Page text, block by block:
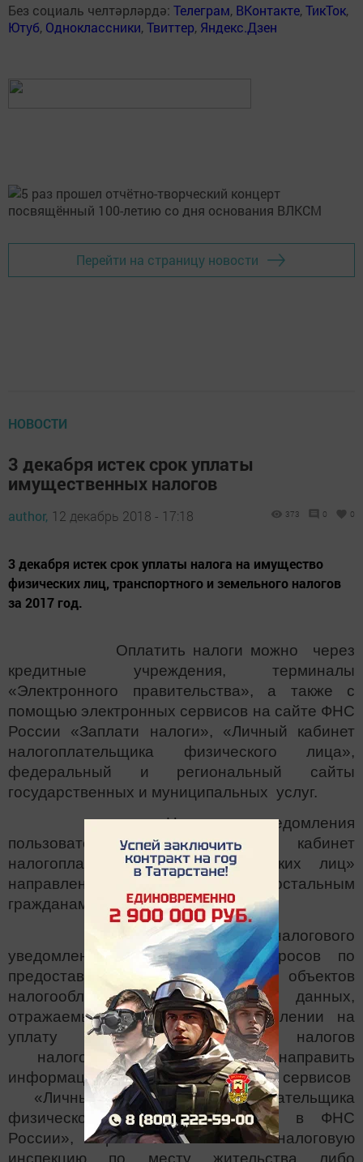
Без социаль челтәрләрдә: Телеграм, ВКонтакте,ТикТок,
Ютуб, Одноклассники,Твиттер, Яндекс.Дзен
Перейти на страницу новости
НОВОСТИ
3 декабря истек срок уплаты
имущественных налогов
author, 12 декабрь 2018 - 17:18 373 0 0
3 декабря истек срок уплаты налога на имущество
физических лиц, транспортного и земельного налогов
за 2017 год.
Оплатить налоги можно через
кредитные учреждения, терминалы
«Электронного правительства», а также с
помощью электронных сервисов на сайте ФНС
России «Заплати налоги», «Личный кабинет
налогоплательщика физического лица»,
федеральный и региональный сайты
государственных и муниципальных услуг.
Налоговые уведомления
пользователям сервиса «Личный кабинет
налогоплательщика для физических лиц»
направлены в электронном виде, остальным
гражданам по почте.
В случаях неполучения налогового
уведомления либо наличия вопросов по
предоставлению льгот, уточнению объектов
налогообложения и других данных,
отражаемых в налоговом уведомлении на
уплату имущественных налогов
налогоплательщик может направить
информацию через интернет- сервисов
«Личный кабинет налогоплательщика
физического лица», «Обратиться в ФНС
России», обратиться лично в налоговую
инспекцию по месту жительства либо